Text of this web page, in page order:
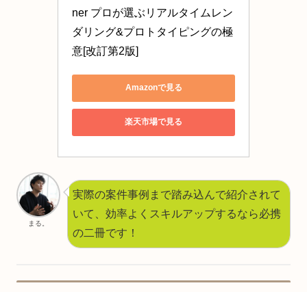
ner プロが選ぶリアルタイムレン
ダリング&プロトタイピングの極
意[改訂第2版]
Amazonで見る
楽天市場で見る
まる。
実際の案件事例まで踏み込んで紹介されて
いて、効率よくスキルアップするなら必携
の二冊です！